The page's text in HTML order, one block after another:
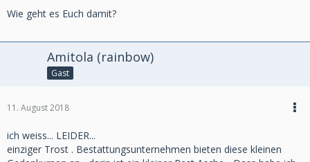
Wie geht es Euch damit?
Amitola (rainbow)
Gast
11. August 2018
ich weiss... LEIDER...
einziger Trost . Bestattungsunternehmen bieten diese kleinen